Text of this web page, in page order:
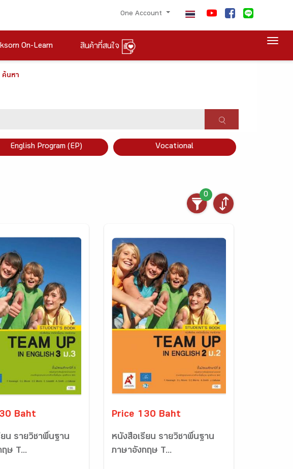
One Account
On-Learn สินค้าที่สนใจ
ค้นหา
English Program (EP) Vocational
0
Baht
ยน รายวิชาพื้นฐาน
ฤษ T...
Price 130 Baht
หนังสือเรียน รายวิชาพื้นฐาน
ภาษาอังกฤษ T...